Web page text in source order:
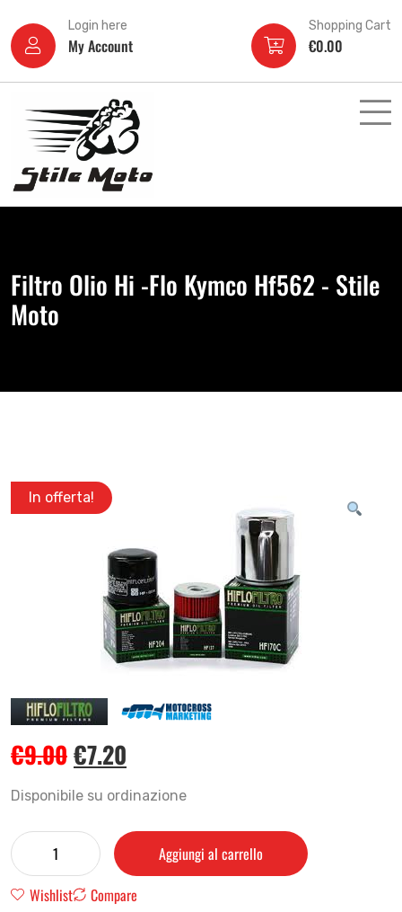
Login here
My Account
Shopping Cart
€0.00
Filtro Olio Hi -Flo Kymco Hf562 - Stile
Moto
In offerta!
€9.00€7.20
Disponibile su ordinazione
Aggiungi al carrello
Wishlist
Compare